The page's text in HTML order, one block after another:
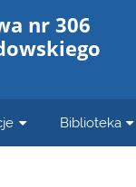
nr 306
Biblioteka